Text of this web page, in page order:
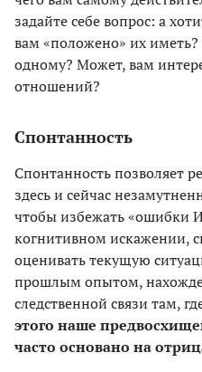
задайте себе вопрос: а
вам «положено» их
одному? Может, вам
отношений?
Спонтанность
Спонтанность позволяет
здесь и сейчас
чтобы избежать «ошибки
когнитивном искажении,
оценивать текущую
прошлым опытом,
следственной связи там,
этого наше
часто основано на